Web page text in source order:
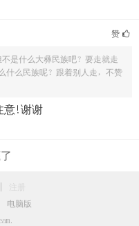
赞
是什么大彝民族吧？要走就走
什么民族呢？跟着别人走，不赞
意!谢谢
电脑版